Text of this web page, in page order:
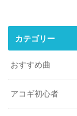
カテゴリー
おすすめ曲
アコギ初心者